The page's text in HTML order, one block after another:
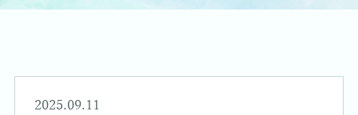
2025.09.11